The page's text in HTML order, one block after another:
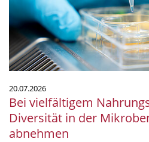
Diversität
in
der
Mikrobengemeinschaft
abnehmen
20.07.2026
Bei vielfältigem
Diversität in der
abnehmen